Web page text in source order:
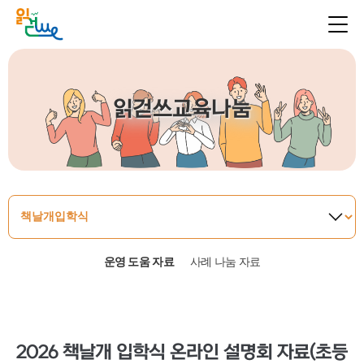
읽걷쓰교육나눔
운영 도움 자료 사례 나눔 자료
2026 책날개 입학식 온라인 설명회 자료(초등